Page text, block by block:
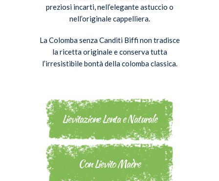
preziosi incarti, nell’elegante astuccio o
nell’originale cappelliera.
La Colomba senza Canditi Biffi non tradisce
la ricetta originale e conserva tutta
l’irresistibile bontà della colomba classica.
Lievitazione Lenta e Naturale
Con Lievito Madre